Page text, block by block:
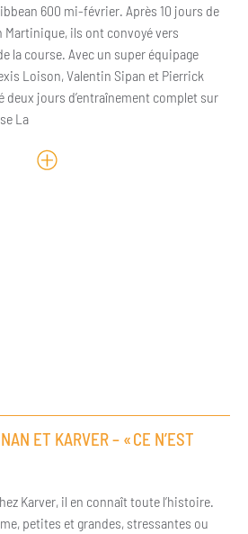
600 mi-février. Après 10 jours de
Martinique, ils ont convoyé vers
la course. Avec un super équipage
Loison, Valentin Sipan et Pierrick
deux jours d’entraînement complet sur
La
ET KARVER – « CE N’EST
Karver, il en connaît toute l’histoire.
petites et grandes, stressantes ou